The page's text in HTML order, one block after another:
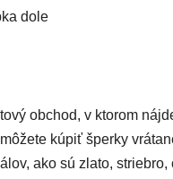
obchod, v ktorom
kúpiť šperky
ako sú zlato,